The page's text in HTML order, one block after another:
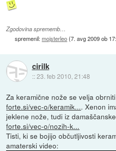
Zgodovina sprememb…
spremenil:mojsterleo(7. avg 2009 ob
cirilk
::23. feb 2010, 21:48
Za keramične nože se velja
forte.si/vec-o/keramik.... Xenon
jeklene nože, tudi iz
forte.si/vec-o/nozih-k...
Tisti, ki se bojijo občutljivosti
amaterski video: